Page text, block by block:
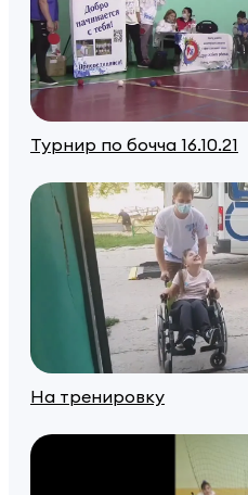
Турнир по бочча 16.10.21
На тренировку